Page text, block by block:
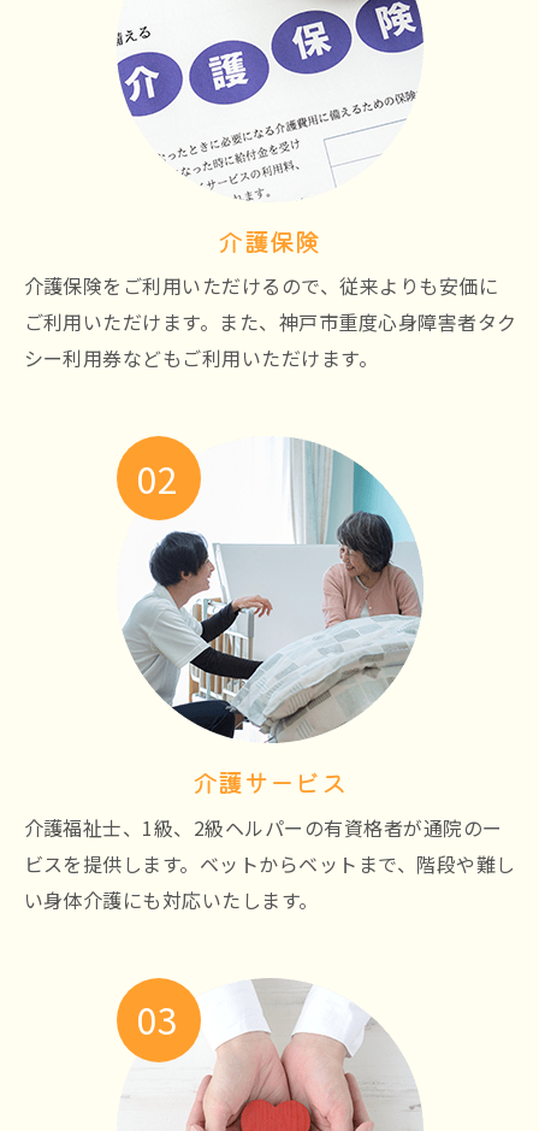
介護保険
介護保険をご利用いただけるので、従来よりも安価に
ご利用いただけます。また、神戸市重度心身障害者タク
シー利用券などもご利用いただけます。
02
介護サービス
介護福祉士、1級、2級ヘルパーの有資格者が通院のー
ビスを提供します。ベットからベットまで、階段や難し
い身体介護にも対応いたします。
03